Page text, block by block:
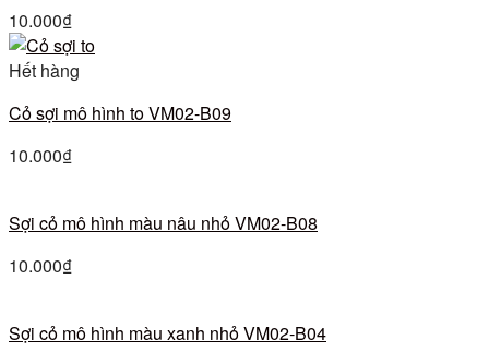
10.000₫
Hết hàng
Cỏ sợi mô hình to VM02-B09
10.000₫
Sợi cỏ mô hình màu nâu nhỏ VM02-B08
10.000₫
Sợi cỏ mô hình màu xanh nhỏ VM02-B04